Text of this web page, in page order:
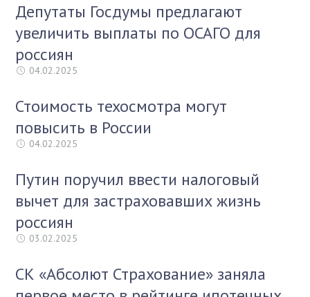
Депутаты Госдумы предлагают
увеличить выплаты по ОСАГО для
россиян
04.02.2025
Стоимость техосмотра могут
повысить в России
04.02.2025
Путин поручил ввести налоговый
вычет для застраховавших жизнь
россиян
03.02.2025
СК «Абсолют Страхование» заняла